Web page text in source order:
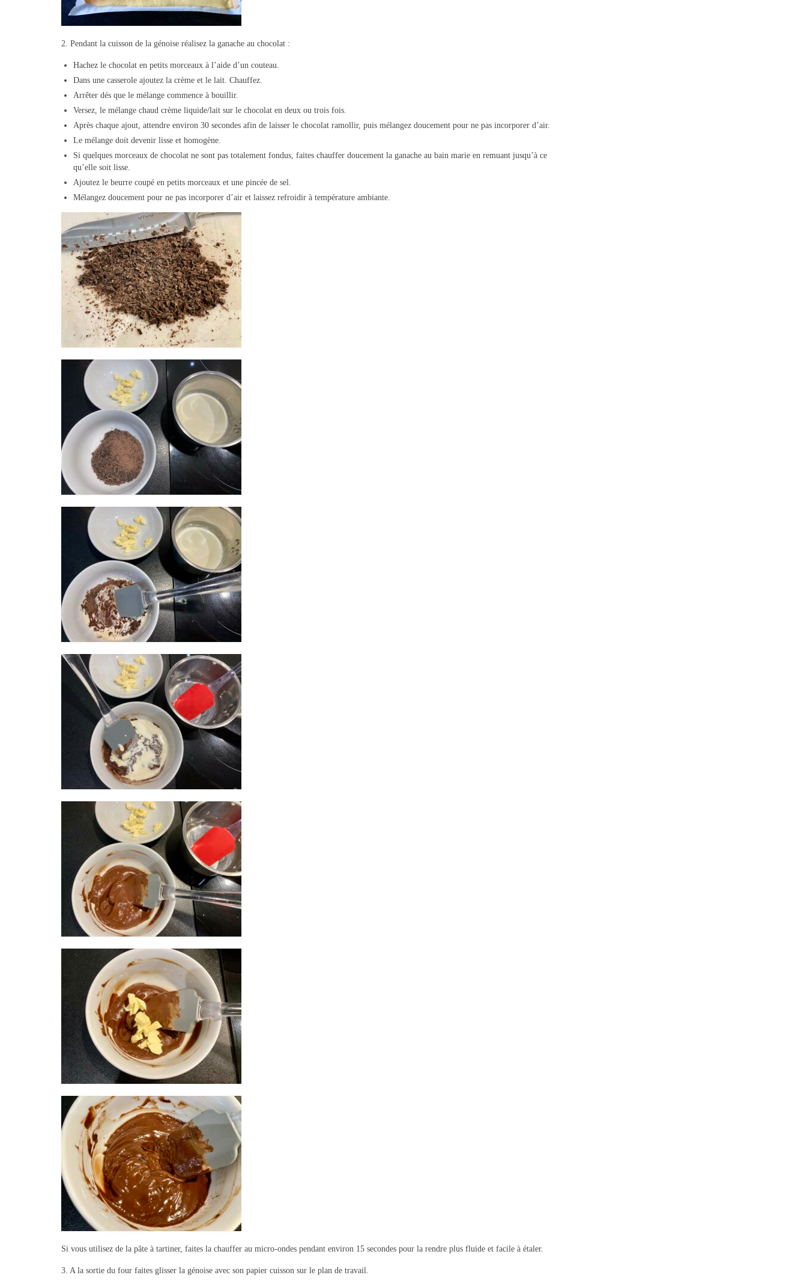
2. Pendant la cuisson de la génoise réalisez la ganache au chocolat :
Hachez le chocolat en petits morceaux à l’aide d’un couteau.
Dans une casserole ajoutez la crème et le lait. Chauffez.
Arrêter dés que le mélange commence à bouillir.
Versez, le mélange chaud crème liquide/lait sur le chocolat en deux ou trois fois.
Après chaque ajout, attendre environ 30 secondes afin de laisser le chocolat ramollir, puis mélangez doucement pour ne pas incorporer d’air.
Le mélange doit devenir lisse et homogène.
Si quelques morceaux de chocolat ne sont pas totalement fondus, faites chauffer doucement la ganache au bain marie en remuant jusqu’à ce
qu’elle soit lisse.
Ajoutez le beurre coupé en petits morceaux et une pincée de sel.
Mélangez doucement pour ne pas incorporer d’air et laissez refroidir à température ambiante.
Si vous utilisez de la pâte à tartiner, faites la chauffer au micro-ondes pendant environ 15 secondes pour la rendre plus fluide et facile à étaler.
3. A la sortie du four faites glisser la génoise avec son papier cuisson sur le plan de travail.